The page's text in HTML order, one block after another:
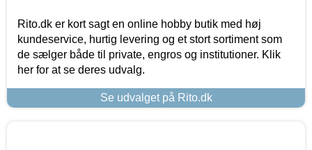
Rito.dk er kort sagt en online hobby butik med høj
kundeservice, hurtig levering og et stort sortiment som
de sælger både til private, engros og institutioner. Klik
her for at se deres udvalg.
Se udvalget på Rito.dk